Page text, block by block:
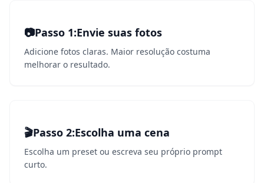
1
📷Passo 1:Envie suas fotos
Adicione fotos claras. Maior resolução costuma
melhorar o resultado.
2
🎬Passo 2:Escolha uma cena
Escolha um preset ou escreva seu próprio prompt
curto.